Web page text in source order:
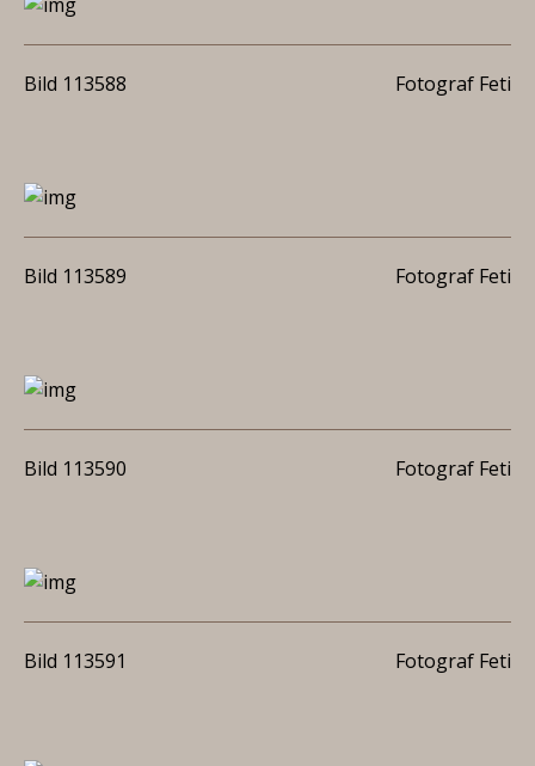
Bild 113588 Fotograf Feti
Bild 113589 Fotograf Feti
Bild 113590 Fotograf Feti
Bild 113591 Fotograf Feti